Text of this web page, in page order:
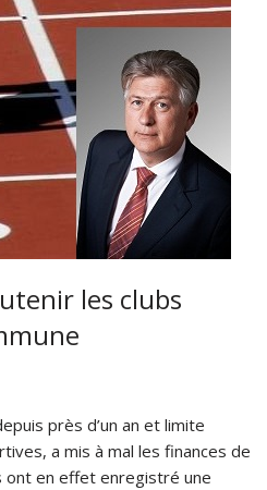
les clubs
près d’un an et limite
a mis à mal les finances de
ont en effet enregistré une